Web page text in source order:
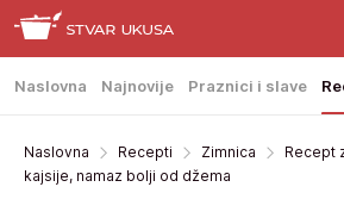
Naslovna Najnovije Praznici i slave
Naslovna Recepti Zimnica
Recept
kajsije, namaz bolji od džema